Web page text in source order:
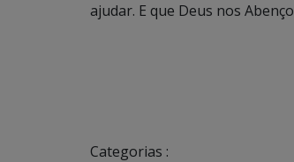
ajudar. E que Deus nos
Categorias :